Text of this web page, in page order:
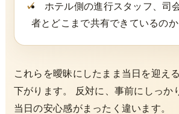
ホテル側の進行スタッフ、司
者とどこまで共有できているのか
これらを曖昧にしたまま当日を迎え
下がります。 反対に、事前にしっか
当日の安心感がまったく違います。